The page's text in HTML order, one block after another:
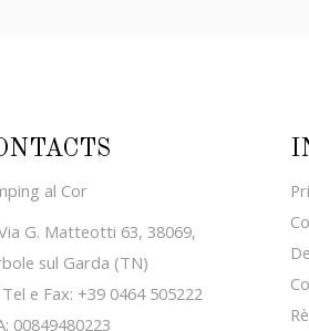
al Cor
G. Matteotti 63, 38069,
sul Garda (TN)
Tel e Fax: +39 0464 505222
00849480223